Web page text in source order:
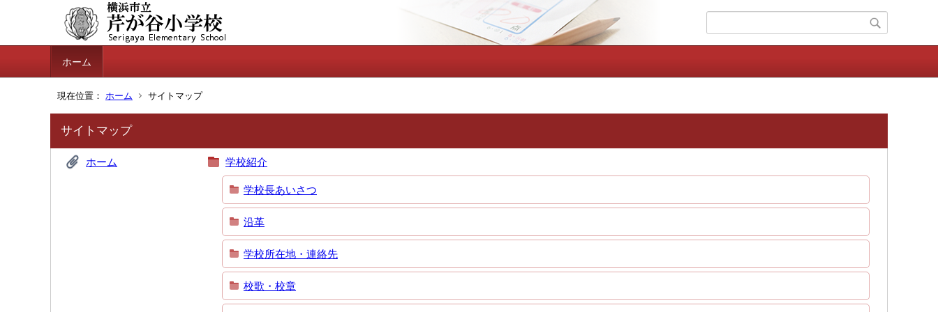
ホーム
現在位置： ホーム サイトマップ
サイトマップ
ホーム 学校紹介
学校長あいさつ
沿革
学校所在地・連絡先
校歌・校章